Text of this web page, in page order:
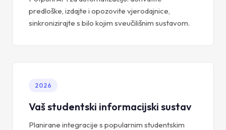
predloške, izdajte i opozovite vjerodajnice,
sinkronizirajte s bilo kojim sveučilišnim sustavom.
2026
Vaš studentski informacijski sustav
Planirane integracije s popularnim studentskim